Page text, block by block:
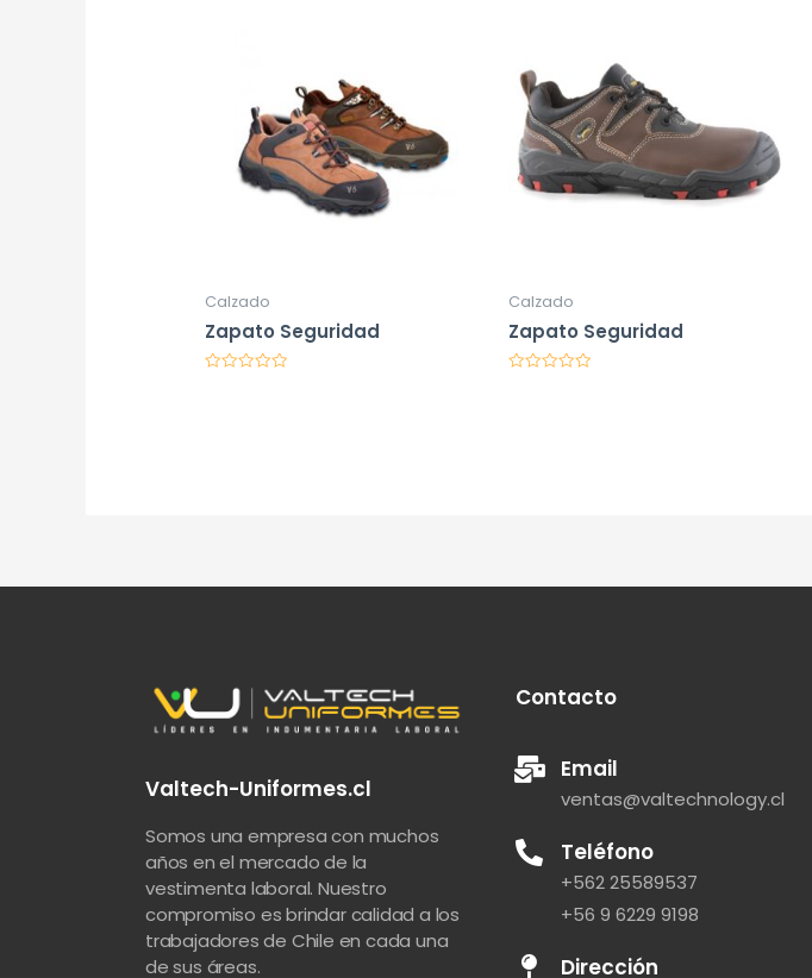
Calzado
Zapato Seguridad
Calzado
Zapato Seguridad
Valtech-Uniformes.cl
Somos una empresa con muchos
años en el mercado de la
vestimenta laboral. Nuestro
compromiso es brindar calidad a los
trabajadores de Chile en cada una
de sus áreas.
Contacto
Email
ventas@valtechnology.cl
Teléfono
+562 25589537
+56 9 6229 9198
Dirección